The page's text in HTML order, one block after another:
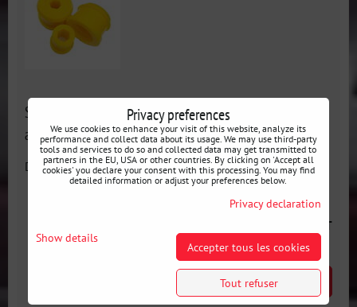
Silentblocs en polyuréthane pour triangles de suspension
avant BMW E46
Disponibilité:En stock
incl. VAT
SELECT VARIANT
Privacy preferences
We use cookies to enhance your visit of this website, analyze its
performance and collect data about its usage. We may use third-party
tools and services to do so and collected data may get transmitted to
partners in the EU, USA or other countries. By clicking on 'Accept all
cookies' you declare your consent with this processing. You may find
detailed information or adjust your preferences below.
Privacy declaration
Show details
Accepter tous les cookies
Tout refuser